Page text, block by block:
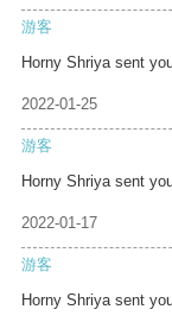
游客
Horny Shriya sent
2022-01-25
游客
Horny Shriya sent
2022-01-17
游客
Horny Shriya sent